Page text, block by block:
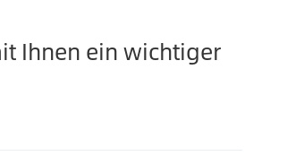
Ihnen ein wichtiger